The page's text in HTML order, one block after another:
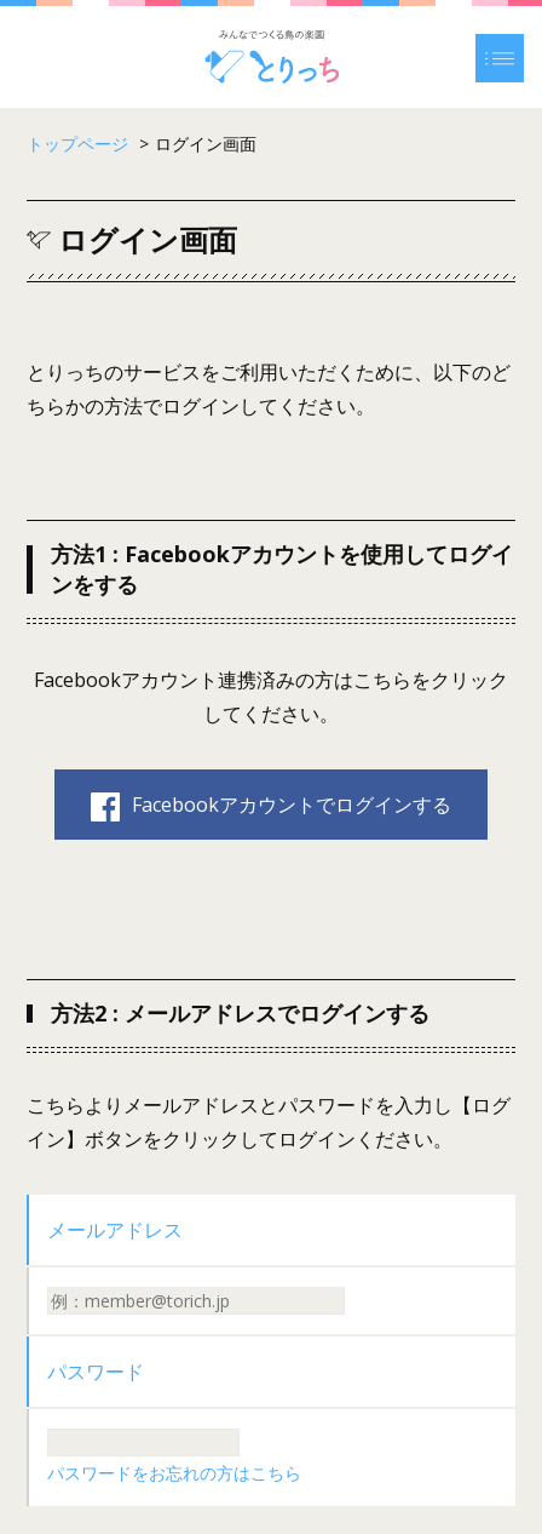
トップページ > ログイン画面
ログイン画面
とりっちのサービスをご利用いただくために、以下のど
ちらかの方法でログインしてください。
方法1 : Facebookアカウントを使用してログイ
ンをする
Facebookアカウント連携済みの方はこちらをクリック
してください。
Facebookアカウントでログインする
方法2 : メールアドレスでログインする
こちらよりメールアドレスとパスワードを入力し【ログ
イン】ボタンをクリックしてログインください。
メールアドレス
パスワード
パスワードをお忘れの方はこちら